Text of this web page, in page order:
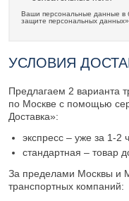
Ваши персональные данные в
защите персональных данных»
УСЛОВИЯ
Предлагаем 2 варианта
по Москве с помощью
Доставка»:
экспресс – уже за 1-2
стандартная – товар
За пределами Москвы и
транспортных компаний: